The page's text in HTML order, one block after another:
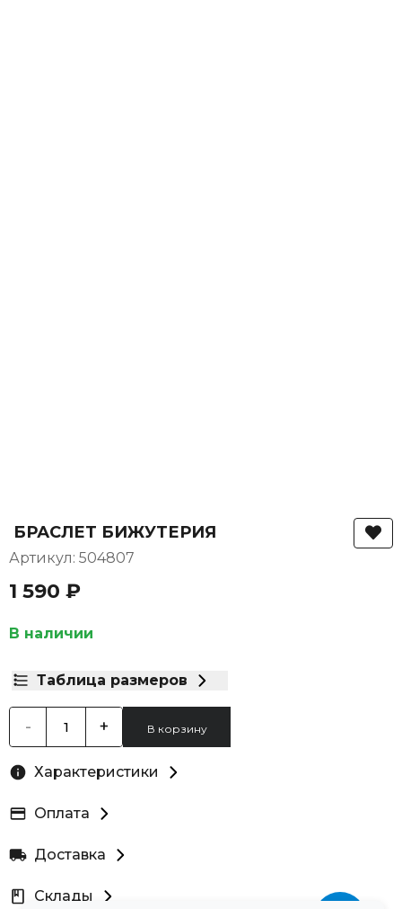
БРАСЛЕТ БИЖУТЕРИЯ
Артикул: 504807
1 590 ₽
В наличии
Таблица размеров
- + В корзину
Характеристики
Оплата
Доставка
Склады